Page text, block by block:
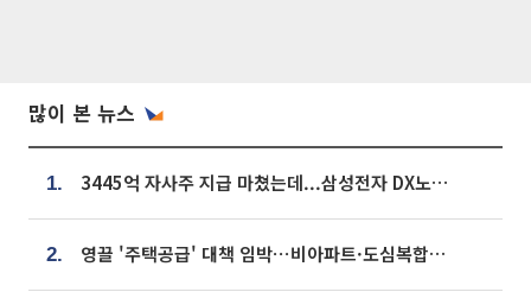
많이 본 뉴스
1. 3445억 자사주 지급 마쳤는데...삼성전자 DX노조, 뒤늦은 '떼쓰기 집회'
2. 영끌 '주택공급' 대책 임박⋯비아파트·도심복합까지 총동원